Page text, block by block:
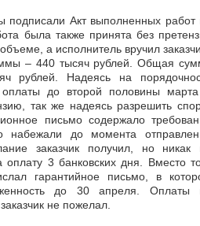
подписали Акт выполненных работ
была также принята без
а исполнитель вручил
– 440 тысяч рублей. Общая
рублей. Надеясь на
оплаты до второй половины
так же надеясь разрешить
письмо содержало
набежали до момента
заказчик получил, но никак
3 банковских дня. Вместо
гарантийное письмо, в
до 30 апреля. Оплаты
не пожелал.